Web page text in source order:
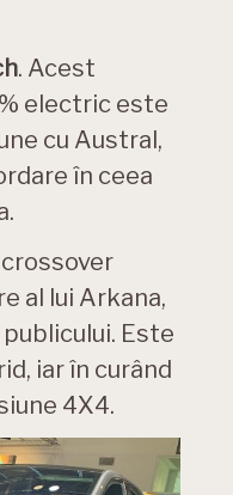
. Acest
electric este
cu Austral,
în ceea
crossover
al lui Arkana,
Este
iar în curând
4X4.